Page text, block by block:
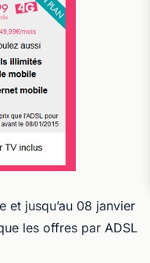
jusqu’au 08 janvier
les offres par ADSL